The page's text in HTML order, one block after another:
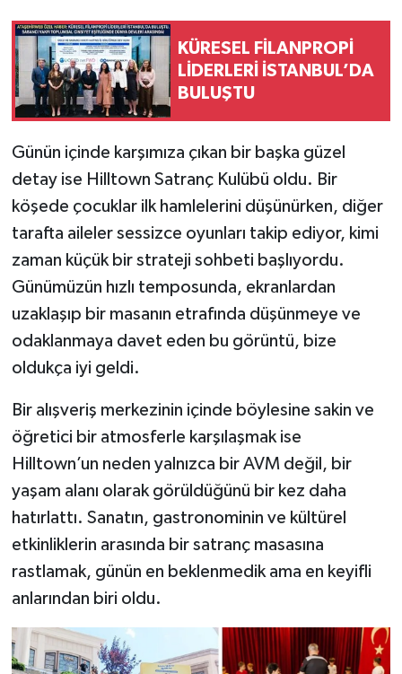
KÜRESEL FİLANPROPİ
LİDERLERİ İSTANBUL’DA
BULUŞTU
Günün içinde karşımıza çıkan bir başka güzel
detay ise Hilltown Satranç Kulübü oldu. Bir
köşede çocuklar ilk hamlelerini düşünürken, diğer
tarafta aileler sessizce oyunları takip ediyor, kimi
zaman küçük bir strateji sohbeti başlıyordu.
Günümüzün hızlı temposunda, ekranlardan
uzaklaşıp bir masanın etrafında düşünmeye ve
odaklanmaya davet eden bu görüntü, bize
oldukça iyi geldi.
Bir alışveriş merkezinin içinde böylesine sakin ve
öğretici bir atmosferle karşılaşmak ise
Hilltown’un neden yalnızca bir AVM değil, bir
yaşam alanı olarak görüldüğünü bir kez daha
hatırlattı. Sanatın, gastronominin ve kültürel
etkinliklerin arasında bir satranç masasına
rastlamak, günün en beklenmedik ama en keyifli
anlarından biri oldu.